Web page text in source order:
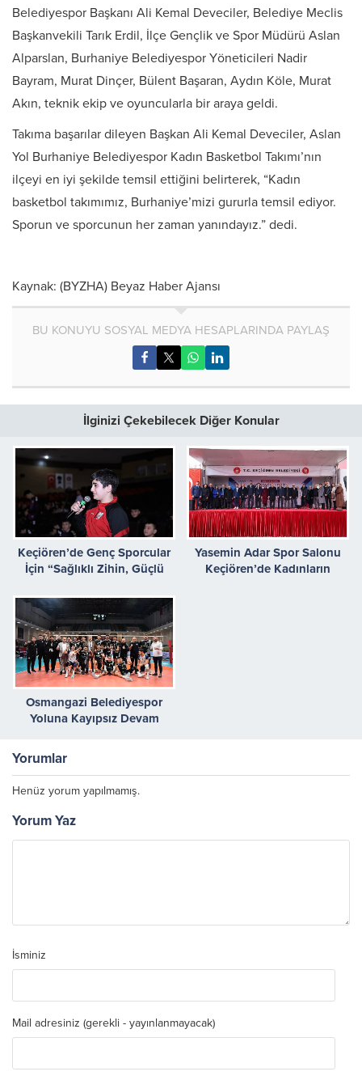
Belediyespor Başkanı Ali Kemal Deveciler, Belediye Meclis
Başkanvekili Tarık Erdil, İlçe Gençlik ve Spor Müdürü Aslan
Alparslan, Burhaniye Belediyespor Yöneticileri Nadir
Bayram, Murat Dinçer, Bülent Başaran, Aydın Köle, Murat
Akın, teknik ekip ve oyuncularla bir araya geldi.
Takıma başarılar dileyen Başkan Ali Kemal Deveciler, Aslan
Yol Burhaniye Belediyespor Kadın Basketbol Takımı’nın
ilçeyi en iyi şekilde temsil ettiğini belirterek, “Kadın
basketbol takımımız, Burhaniye’mizi gururla temsil ediyor.
Sporun ve sporcunun her zaman yanındayız.” dedi.
Kaynak: (BYZHA) Beyaz Haber Ajansı
BU KONUYU SOSYAL MEDYA HESAPLARINDA PAYLAŞ
İlginizi Çekebilecek Diğer Konular
Keçiören’de Genç Sporcular
İçin “Sağlıklı Zihin, Güçlü
Yasemin Adar Spor Salonu
Keçiören’de Kadınların
Osmangazi Belediyespor
Yoluna Kayıpsız Devam
Yorumlar
Henüz yorum yapılmamış.
Yorum Yaz
İsminiz
Mail adresiniz (gerekli - yayınlanmayacak)